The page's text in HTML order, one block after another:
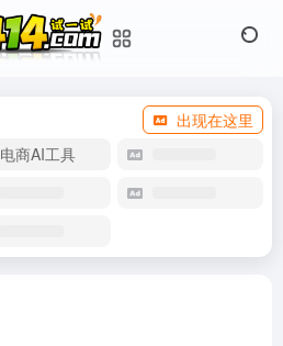
出现在这里
电商AI工具